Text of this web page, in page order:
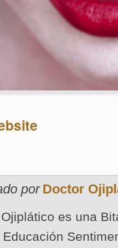
por Doctor
es una
Educación